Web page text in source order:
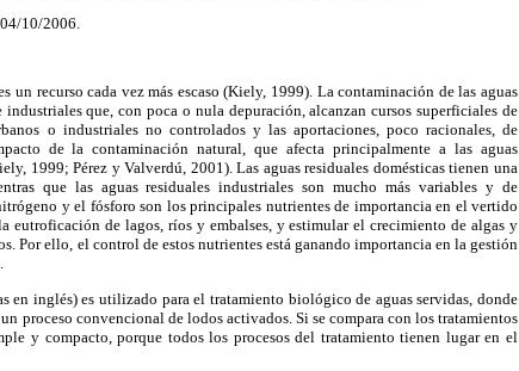
10/2006.
un recurso cada vez más escaso (Kiely, 1999). La contaminación de las aguas
que, con poca o nula depuración, alcanzan cursos superficiales de
o industriales no controlados y las aportaciones, poco racionales, de
de la contaminación natural, que afecta principalmente a las aguas
1999; Pérez y Valverdú, 2001). Las aguas residuales domésticas tienen una
que las aguas residuales industriales son mucho más variables y de
y el fósforo son los principales nutrientes de importancia en el vertido
eutroficación de lagos, ríos y embalses, y estimular el crecimiento de algas y
Por ello, el control de estos nutrientes está ganando importancia en la gestión
en inglés) es utilizado para el tratamiento biológico de aguas servidas, donde
proceso convencional de lodos activados. Si se compara con los tratamientos
y compacto, porque todos los procesos del tratamiento tienen lugar en el